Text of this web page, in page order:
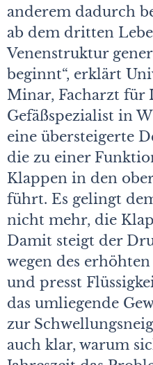
anderem dadurch
ab dem dritten
Venenstruktur
beginnt“, erklärt
Minar, Facharzt für
Gefäßspezialist in
eine übersteigerte
die zu einer
Klappen in den
führt. Es gelingt
nicht mehr, die
Damit steigt der
wegen des
und presst
das umliegende
zur
auch klar, warum